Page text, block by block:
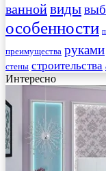
ваннойвиды
особенности
преимущества руками
стены строительства
Интересно